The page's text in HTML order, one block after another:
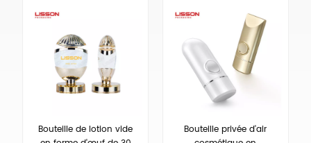
Bouteille de lotion vide
Bouteille privée d'air